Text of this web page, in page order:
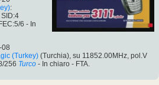
:
6 - In
08
(Turkey) (Turchia), su 11852.00MHz, pol.V
256 Turco - In chiaro - FTA.